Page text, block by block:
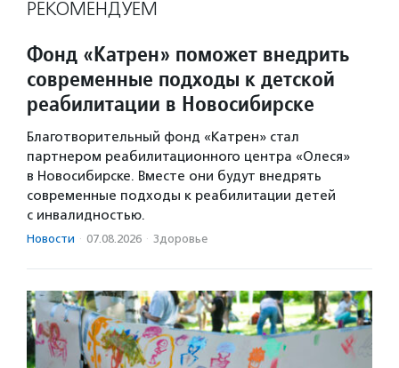
РЕКОМЕНДУЕМ
Фонд «Катрен» поможет внедрить
современные подходы к детской
реабилитации в Новосибирске
Благотворительный фонд «Катрен» стал
партнером реабилитационного центра «Олеся»
в Новосибирске. Вместе они будут внедрять
современные подходы к реабилитации детей
с инвалидностью.
Новости · 07.08.2026 · Здоровье